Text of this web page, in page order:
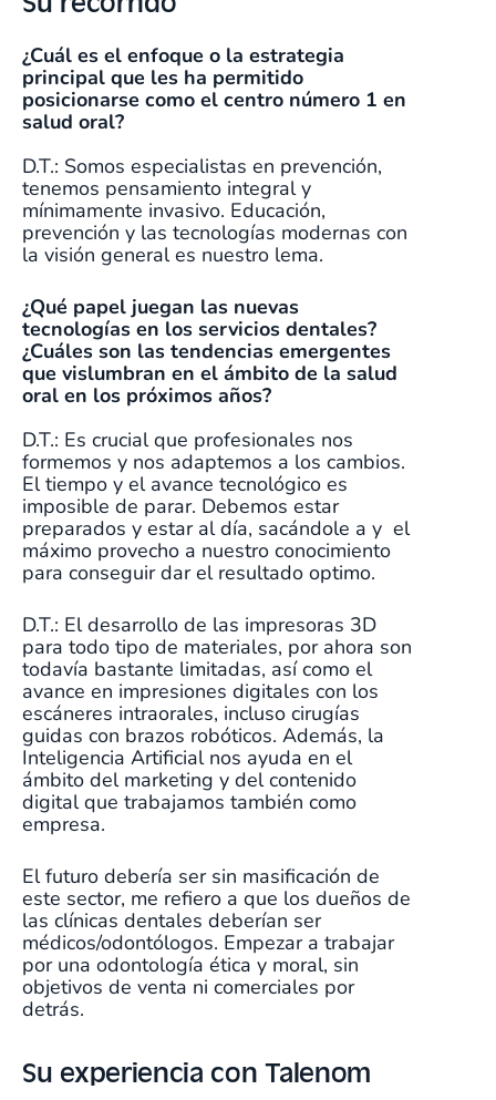
¿Cuál es el enfoque o la estrategia
principal que les ha permitido
posicionarse como el centro número 1 en
salud oral?
D.T.: Somos especialistas en prevención,
tenemos pensamiento integral y
mínimamente invasivo. Educación,
prevención y las tecnologías modernas con
la visión general es nuestro lema.
¿Qué papel juegan las nuevas
tecnologías en los servicios dentales?
¿Cuáles son las tendencias emergentes
que vislumbran en el ámbito de la salud
oral en los próximos años?
D.T.: Es crucial que profesionales nos
formemos y nos adaptemos a los cambios.
El tiempo y el avance tecnológico es
imposible de parar. Debemos estar
preparados y estar al día, sacándole a y el
máximo provecho a nuestro conocimiento
para conseguir dar el resultado optimo.
D.T.: El desarrollo de las impresoras 3D
para todo tipo de materiales, por ahora son
todavía bastante limitadas, así como el
avance en impresiones digitales con los
escáneres intraorales, incluso cirugías
guidas con brazos robóticos. Además, la
Inteligencia Artificial nos ayuda en el
ámbito del marketing y del contenido
digital que trabajamos también como
empresa.
El futuro debería ser sin masificación de
este sector, me refiero a que los dueños de
las clínicas dentales deberían ser
médicos/odontólogos. Empezar a trabajar
por una odontología ética y moral, sin
objetivos de venta ni comerciales por
detrás.
Su experiencia con Talenom